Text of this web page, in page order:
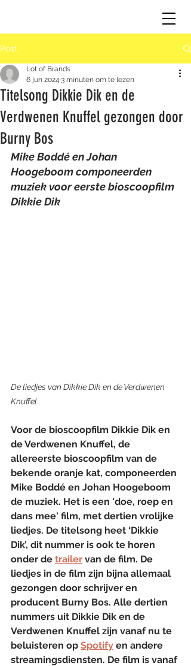
Post
Titelsong Dikkie Dik en de
Verdwenen Knuffel gezongen door
Burny Bos
Lot of Brands
6 jun 2024 3 minuten om te lezen
Mike Boddé en Johan
Hoogeboom componeerden
muziek voor eerste bioscoopfilm
Dikkie Dik
De liedjes van Dikkie Dik en de Verdwenen
Knuffel
Voor de bioscoopfilm Dikkie Dik en
de Verdwenen Knuffel, de
allereerste bioscoopfilm van de
bekende oranje kat, componeerden
Mike Boddé en Johan Hoogeboom
de muziek. Het is een 'doe, roep en
dans mee' film, met dertien vrolijke
liedjes. De titelsong heet ‘Dikkie
Dik’, dit nummer is ook te horen
onder de trailer van de film. De
liedjes in de film zijn bijna allemaal
gezongen door schrijver en
producent Burny Bos. Alle dertien
nummers uit Dikkie Dik en de
Verdwenen Knuffel zijn vanaf nu te
beluisteren op Spotify en andere
streamingsdiensten. De film is vanaf